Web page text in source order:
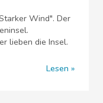
Wind". Der
lieben die Insel.
Lesen